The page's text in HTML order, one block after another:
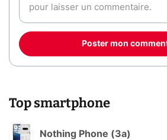
Poster mon
Top smartphone
Nothing Phone (3a)